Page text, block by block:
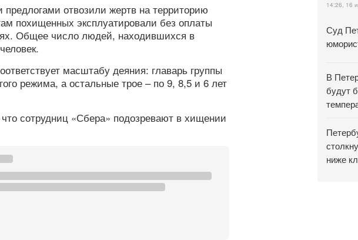
отвозили жертв на территорию
похищенных эксплуатировали без оплаты
Общее число людей, находившихся в
масштабу деяния: главарь группы
режима, а остальные трое – по 9, 8,5 и 6 лет
сотрудниц «Сбера» подозревают в хищении
14:26, 16
Суд
В
будут
ниже